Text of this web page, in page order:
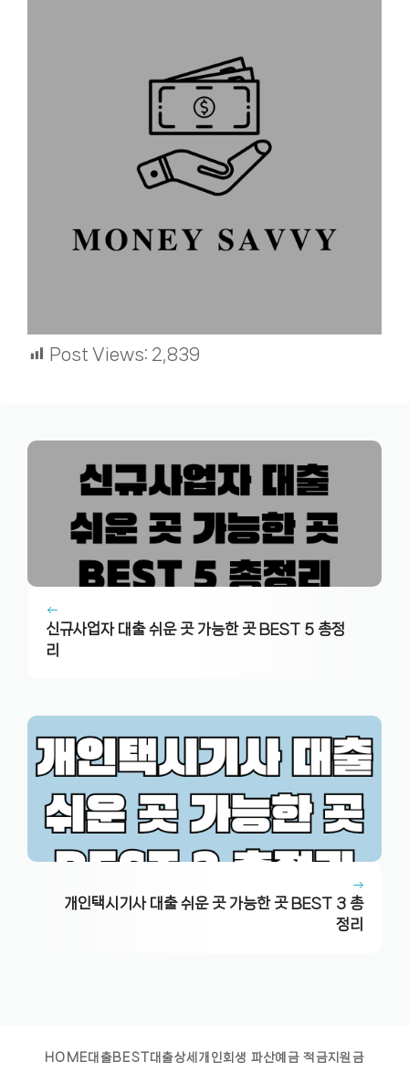
Post Views: 2,839
신규사업자 대출 쉬운 곳 가능한 곳 BEST 5 총정
리
개인택시기사 대출 쉬운 곳 가능한 곳 BEST 3 총
정리
HOME대출BEST 대출상세 개인회생 파산예금 적금지원금